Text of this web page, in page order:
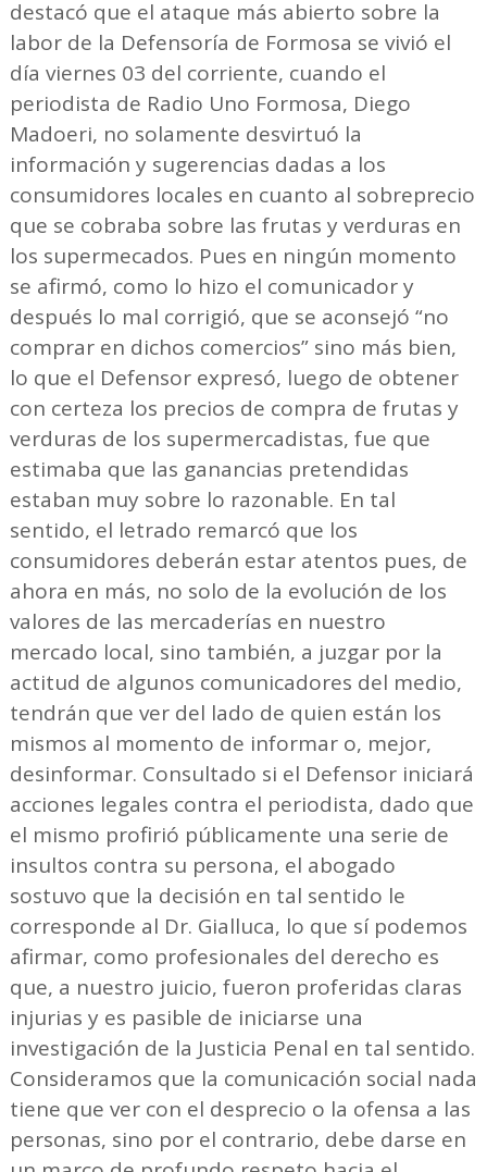
destacó que el ataque más abierto sobre la
labor de la Defensoría de Formosa se vivió el
día viernes 03 del corriente, cuando el
periodista de Radio Uno Formosa, Diego
Madoeri, no solamente desvirtuó la
información y sugerencias dadas a los
consumidores locales en cuanto al sobreprecio
que se cobraba sobre las frutas y verduras en
los supermecados. Pues en ningún momento
se afirmó, como lo hizo el comunicador y
después lo mal corrigió, que se aconsejó “no
comprar en dichos comercios” sino más bien,
lo que el Defensor expresó, luego de obtener
con certeza los precios de compra de frutas y
verduras de los supermercadistas, fue que
estimaba que las ganancias pretendidas
estaban muy sobre lo razonable. En tal
sentido, el letrado remarcó que los
consumidores deberán estar atentos pues, de
ahora en más, no solo de la evolución de los
valores de las mercaderías en nuestro
mercado local, sino también, a juzgar por la
actitud de algunos comunicadores del medio,
tendrán que ver del lado de quien están los
mismos al momento de informar o, mejor,
desinformar. Consultado si el Defensor iniciará
acciones legales contra el periodista, dado que
el mismo profirió públicamente una serie de
insultos contra su persona, el abogado
sostuvo que la decisión en tal sentido le
corresponde al Dr. Gialluca, lo que sí podemos
afirmar, como profesionales del derecho es
que, a nuestro juicio, fueron proferidas claras
injurias y es pasible de iniciarse una
investigación de la Justicia Penal en tal sentido.
Consideramos que la comunicación social nada
tiene que ver con el desprecio o la ofensa a las
personas, sino por el contrario, debe darse en